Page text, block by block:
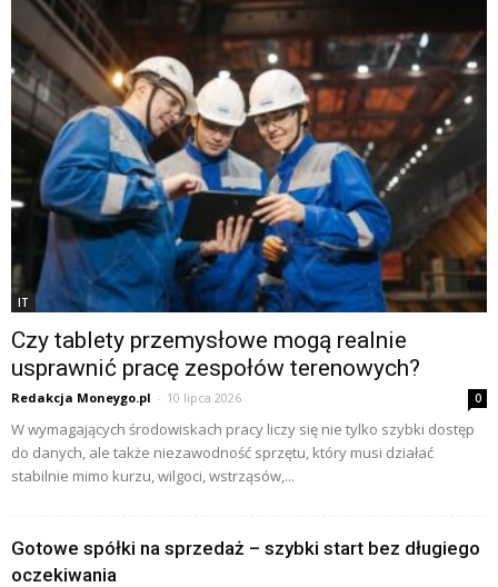
IT
Czy tablety przemysłowe mogą realnie
usprawnić pracę zespołów terenowych?
Redakcja Moneygo.pl - 10 lipca 2026 0
W wymagających środowiskach pracy liczy się nie tylko szybki dostęp
do danych, ale także niezawodność sprzętu, który musi działać
stabilnie mimo kurzu, wilgoci, wstrząsów,...
Gotowe spółki na sprzedaż – szybki start bez długiego
oczekiwania